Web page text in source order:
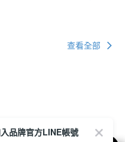
運費
查看全部
品牌官方LINE帳號